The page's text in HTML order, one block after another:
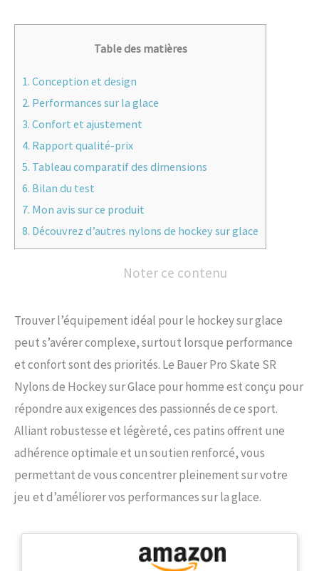
Table des matières
1. Conception et design
2. Performances sur la glace
3. Confort et ajustement
4. Rapport qualité-prix
5. Tableau comparatif des dimensions
6. Bilan du test
7. Mon avis sur ce produit
8. Découvrez d’autres nylons de hockey sur glace
Noter ce contenu
Trouver l’équipement idéal pour le hockey sur glace
peut s’avérer complexe, surtout lorsque performance
et confort sont des priorités. Le Bauer Pro Skate SR
Nylons de Hockey sur Glace pour homme est conçu pour
répondre aux exigences des passionnés de ce sport.
Alliant robustesse et légèreté, ces patins offrent une
adhérence optimale et un soutien renforcé, vous
permettant de vous concentrer pleinement sur votre
jeu et d’améliorer vos performances sur la glace.